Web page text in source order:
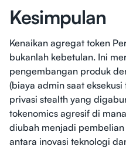
Kesimpulan
Kenaikan agregat token
bukanlah kebetulan. Ini
pengembangan produk
(biaya admin saat
privasi stealth yang
tokenomics agresif di
diubah menjadi
antara inovasi teknologi